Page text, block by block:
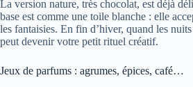
La version nature, très chocolat, est déjà
base est comme une toile blanche : elle
les fantaisies. En fin d’hiver, quand les
peut devenir votre petit rituel créatif.
Jeux de parfums : agrumes, épices, café…